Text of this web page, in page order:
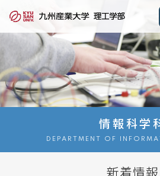
情報科学
DEPARTMENT OF
新着情報